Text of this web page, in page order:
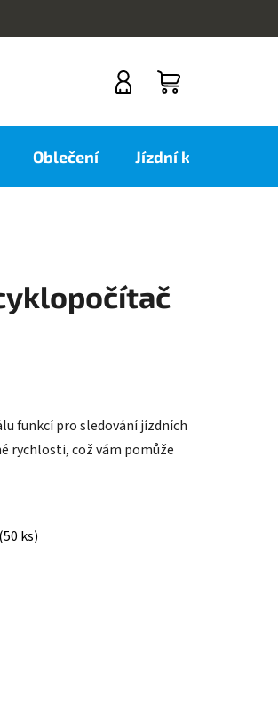
KOŠÍK
Oblečení Jízdní kola
funkcí pro sledování jízdních
rychlosti, což vám pomůže
(50 ks)